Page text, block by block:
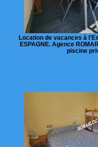
Location de vacances à
ESPAGNE. Agence
piscine